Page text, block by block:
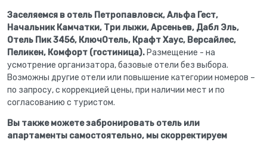
Заселяемся в отель Петропавловск, Альфа Гест,
Начальник Камчатки, Три лыжи, Арсеньев, Дабл Эль,
Отель Пик 3456, КлючОтель, Крафт Хаус, Версайлес,
Пеликен, Комфорт (гостиница). Размещение - на
усмотрение организатора, базовые отели без выбора.
Возможны другие отели или повышение категории номеров –
по запросу, с коррекцией цены, при наличии мест и по
согласованию с туристом.
Вы также можете забронировать отель или
апартаменты самостоятельно, мы скорректируем